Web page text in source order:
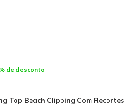
de desconto .
Top Beach Clipping Com Recortes